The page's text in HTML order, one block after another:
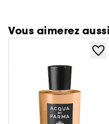
Vous aimerez aussi